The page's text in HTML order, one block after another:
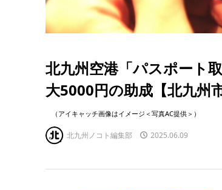
北九州空港「パスポート
大5000円の助成【北九州市
（アイキャッチ画像はイメージ＜写真AC提供＞）
北九州ノコト編集部 2025.06.09